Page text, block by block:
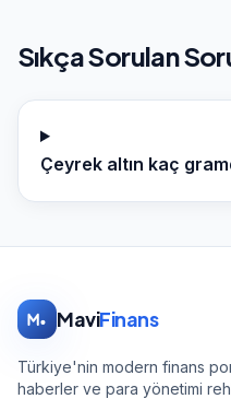
Sıkça Sorulan
Çeyrek altın kaç
MaviFinans
Türkiye'nin modern finans
haberler ve para yönetimi